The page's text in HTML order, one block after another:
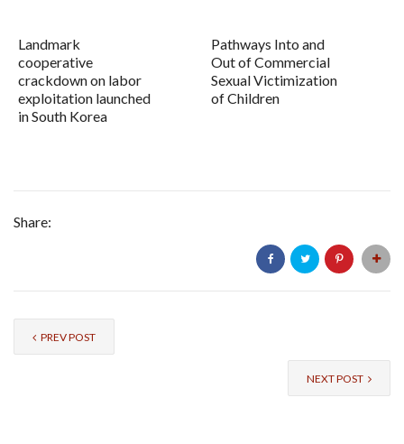
Landmark
cooperative
crackdown on labor
exploitation launched
in South Korea
Pathways Into and
Out of Commercial
Sexual Victimization
of Children
Share:
PREV POST
NEXT POST